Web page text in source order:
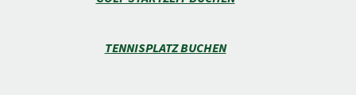
TENNISPLATZ BUCHEN